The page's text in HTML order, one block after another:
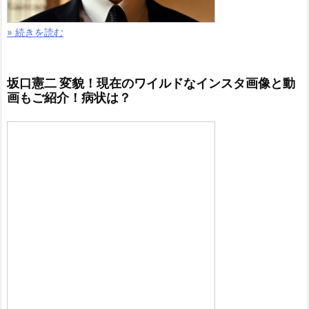
» 続きを読む
坂口憲二 変貌！現在のワイルドなインスタ画像と動
画もご紹介！病状は？